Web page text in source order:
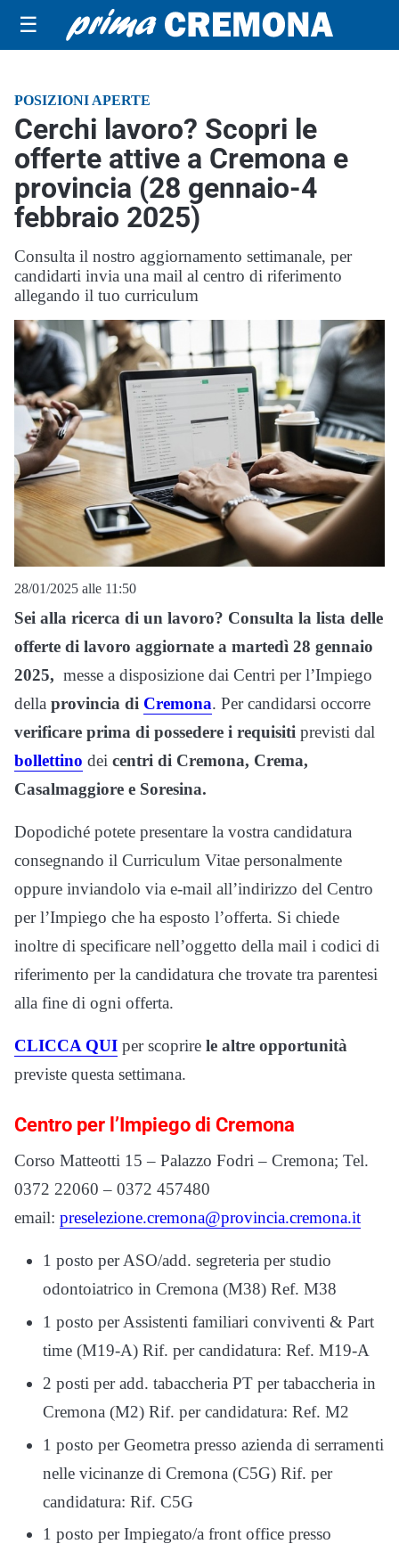
☰
POSIZIONI APERTE
Cerchi lavoro? Scopri le
offerte attive a Cremona e
provincia (28 gennaio-4
febbraio 2025)
Consulta il nostro aggiornamento settimanale, per
candidarti invia una mail al centro di riferimento
allegando il tuo curriculum
28/01/2025 alle 11:50
Sei alla ricerca di un lavoro? Consulta la lista delle
offerte di lavoro aggiornate a martedì 28 gennaio
2025, messe a disposizione dai Centri per l’Impiego
della provincia di Cremona. Per candidarsi occorre
verificare prima di possedere i requisiti previsti dal
bollettino dei centri di Cremona, Crema,
Casalmaggiore e Soresina.
Dopodiché potete presentare la vostra candidatura
consegnando il Curriculum Vitae personalmente
oppure inviandolo via e-mail all’indirizzo del Centro
per l’Impiego che ha esposto l’offerta. Si chiede
inoltre di specificare nell’oggetto della mail i codici di
riferimento per la candidatura che trovate tra parentesi
alla fine di ogni offerta.
CLICCA QUI per scoprire le altre opportunità
previste questa settimana.
Centro per l’Impiego di Cremona
Corso Matteotti 15 – Palazzo Fodri – Cremona; Tel.
0372 22060 – 0372 457480
email: preselezione.cremona@provincia.cremona.it
1 posto per ASO/add. segreteria per studio
odontoiatrico in Cremona (M38) Ref. M38
1 posto per Assistenti familiari conviventi & Part
time (M19-A) Rif. per candidatura: Ref. M19-A
2 posti per add. tabaccheria PT per tabaccheria in
Cremona (M2) Rif. per candidatura: Ref. M2
1 posto per Geometra presso azienda di serramenti
nelle vicinanze di Cremona (C5G) Rif. per
candidatura: Rif. C5G
1 posto per Impiegato/a front office presso